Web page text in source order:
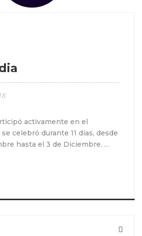
activamente en el
celebró durante 11 días, desde
hasta el 3 de Diciembre. …